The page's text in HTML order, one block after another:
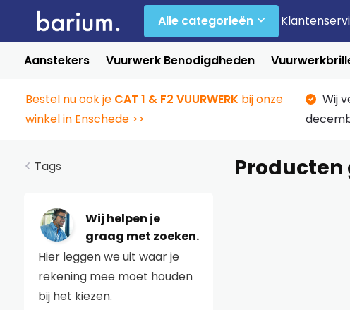
Alle categorieën
Aanstekers Vuurwerk Benodigdheden
Bestel nu ook je CAT 1 & F2 VUURWERK bij onze
winkel in Enschede >>
Wij
Tags
Wij helpen je
graag met zoeken.
Hier leggen we uit waar je
rekening mee moet houden
bij het kiezen.